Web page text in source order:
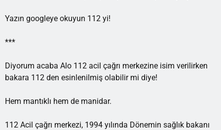
Yazın googleye okuyun 112 yi!
***
Diyorum acaba Alo 112 acil çağrı merkezine isim verilirken
bakara 112 den esinlenilmiş olabilir mi diye!
Hem mantıklı hem de manidar.
112 Acil çağrı merkezi, 1994 yılında Dönemin sağlık bakanı